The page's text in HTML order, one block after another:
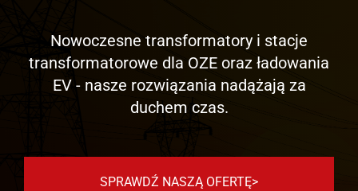
Nowoczesne transformatory i stacje
transformatorowe dla OZE oraz ładowania
EV - nasze rozwiązania nadążają za
duchem czas.
SPRAWDŹ NASZĄ OFERTĘ